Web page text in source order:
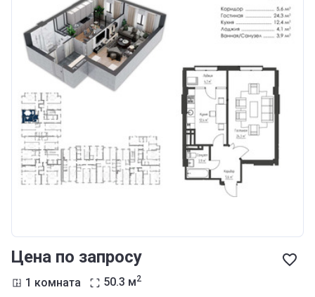
Цена по запросу
1 комната 50.3 м2